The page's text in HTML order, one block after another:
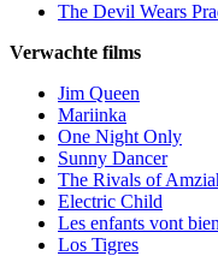
The Devil Wears
Verwachte films
Jim Queen
Mariinka
One Night Only
Sunny Dancer
The Rivals of
Electric Child
Les enfants vont bien
Los Tigres